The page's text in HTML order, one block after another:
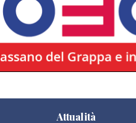
Attualità